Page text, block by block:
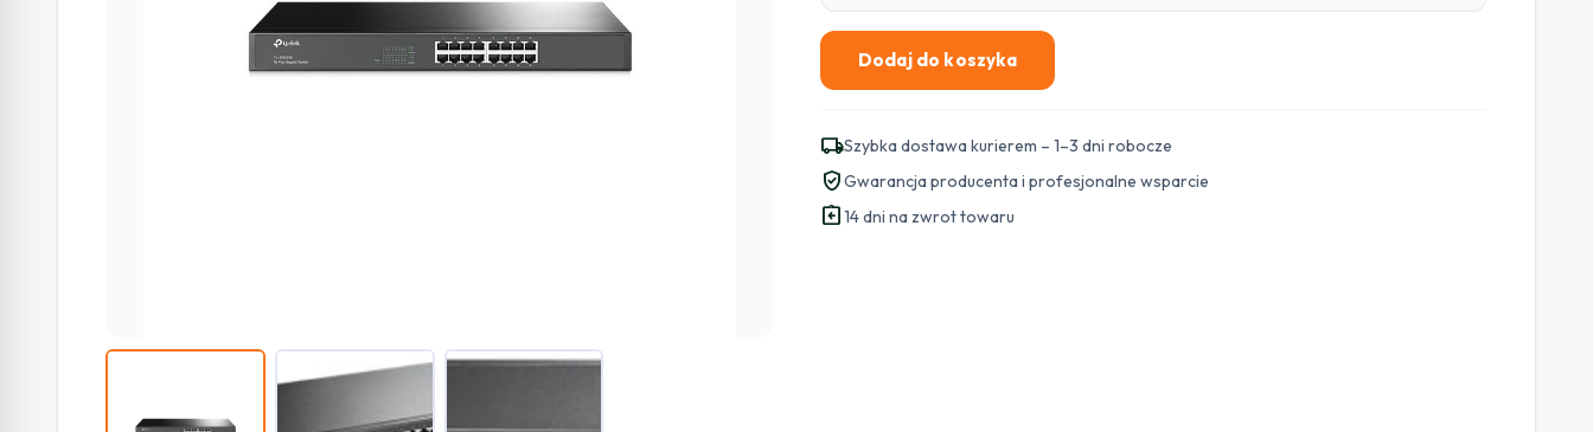
ilość
LINK
TL-
SG1016
Dodaj do koszyka
local_shippingSzybka dostawa kurierem – 1–3 dni robocze
verified_userGwarancja producenta i profesjonalne wsparcie
assignment_return14 dni na zwrot towaru